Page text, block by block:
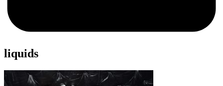
liquids